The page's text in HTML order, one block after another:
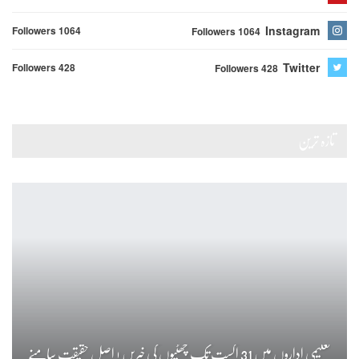
Instagram
Followers 1064
Followers 1064
Twitter
Followers 428
Followers 428
تعلیمی اداروں میں 31 اگست تک چھٹیوں کی خبریں ! اصل حقیقت سامنے